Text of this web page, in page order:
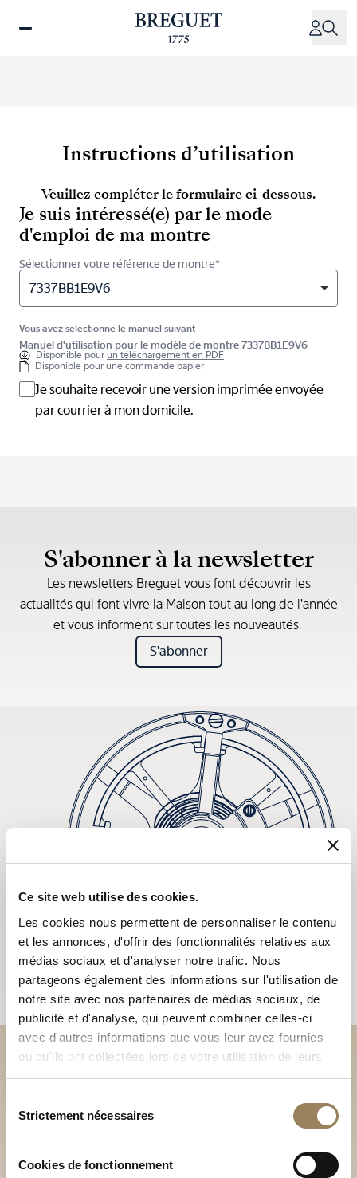
Ce site web utilise des cookies.
Les cookies nous permettent de personnaliser le contenu
et les annonces, d'offrir des fonctionnalités relatives aux
médias sociaux et d'analyser notre trafic. Nous
partageons également des informations sur l'utilisation de
notre site avec nos partenaires de médias sociaux, de
publicité et d'analyse, qui peuvent combiner celles-ci
avec d'autres informations que vous leur avez fournies
ou qu'ils ont collectées lors de votre utilisation de leurs
services.
duStrictement nécessaires
Cookies de fonctionnement
Instructions d’utilisation
Veuillez compléter le formulaire ci-dessous.
Je suis intéressé(e) par le mode
d'emploi de ma montre
Sélectionner votre référence de montre*
7337BB1E9V6
Vous avez sélectionné le manuel suivant
Manuel d'utilisation pour le modèle de montre 7337BB1E9V6
Disponible pourun téléchargement en PDF
Disponible pour une commande papier
Je souhaite recevoir une version imprimée envoyée
par courrier à mon domicile.
S'abonner à la newsletter
Les newsletters Breguet vous font découvrir les
actualités qui font vivre la Maison tout au long de l’année
et vous informent sur toutes les nouveautés.
S'abonner
Découvrez nos collections
en Boutique